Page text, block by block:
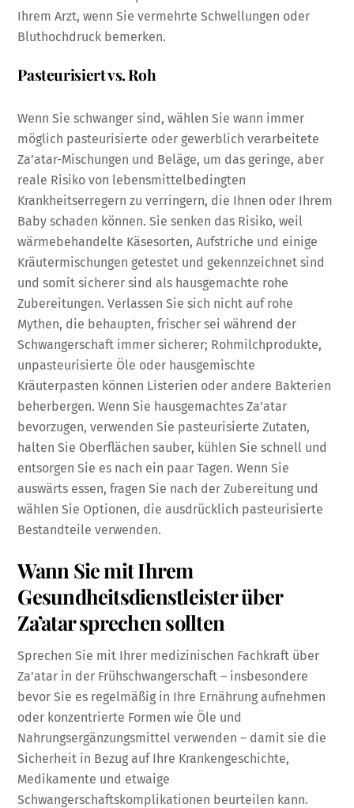
Ihrem Arzt, wenn Sie vermehrte Schwellungen oder
Bluthochdruck bemerken.
Pasteurisiert vs. Roh
Wenn Sie schwanger sind, wählen Sie wann immer
möglich pasteurisierte oder gewerblich verarbeitete
Za’atar-Mischungen und Beläge, um das geringe, aber
reale Risiko von lebensmittelbedingten
Krankheitserregern zu verringern, die Ihnen oder Ihrem
Baby schaden können. Sie senken das Risiko, weil
wärmebehandelte Käsesorten, Aufstriche und einige
Kräutermischungen getestet und gekennzeichnet sind
und somit sicherer sind als hausgemachte rohe
Zubereitungen. Verlassen Sie sich nicht auf rohe
Mythen, die behaupten, frischer sei während der
Schwangerschaft immer sicherer; Rohmilchprodukte,
unpasteurisierte Öle oder hausgemischte
Kräuterpasten können Listerien oder andere Bakterien
beherbergen. Wenn Sie hausgemachtes Za’atar
bevorzugen, verwenden Sie pasteurisierte Zutaten,
halten Sie Oberflächen sauber, kühlen Sie schnell und
entsorgen Sie es nach ein paar Tagen. Wenn Sie
auswärts essen, fragen Sie nach der Zubereitung und
wählen Sie Optionen, die ausdrücklich pasteurisierte
Bestandteile verwenden.
Wann Sie mit Ihrem
Gesundheitsdienstleister über
Za’atar sprechen sollten
Sprechen Sie mit Ihrer medizinischen Fachkraft über
Za’atar in der Frühschwangerschaft – insbesondere
bevor Sie es regelmäßig in Ihre Ernährung aufnehmen
oder konzentrierte Formen wie Öle und
Nahrungsergänzungsmittel verwenden – damit sie die
Sicherheit in Bezug auf Ihre Krankengeschichte,
Medikamente und etwaige
Schwangerschaftskomplikationen beurteilen kann.